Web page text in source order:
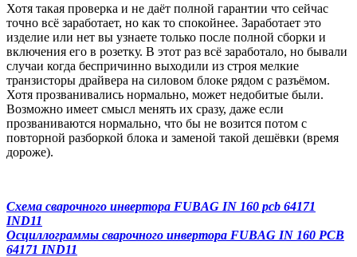
Хотя такая проверка и не даёт полной гарантии что сейчас
точно всё заработает, но как то спокойнее. Заработает это
изделие или нет вы узнаете только после полной сборки и
включения его в розетку. В этот раз всё заработало, но бывали
случаи когда беспричинно выходили из строя мелкие
транзисторы драйвера на силовом блоке рядом с разъёмом.
Хотя прозванивались нормально, может недобитые были.
Возможно имеет смысл менять их сразу, даже если
прозваниваются нормально, что бы не возится потом с
повторной разборкой блока и заменой такой дешёвки (время
дороже).
Схема сварочного инвертора FUBAG IN 160 pcb 64171
IND11
Осциллограммы сварочного инвертора FUBAG IN 160 PCB
64171 IND11